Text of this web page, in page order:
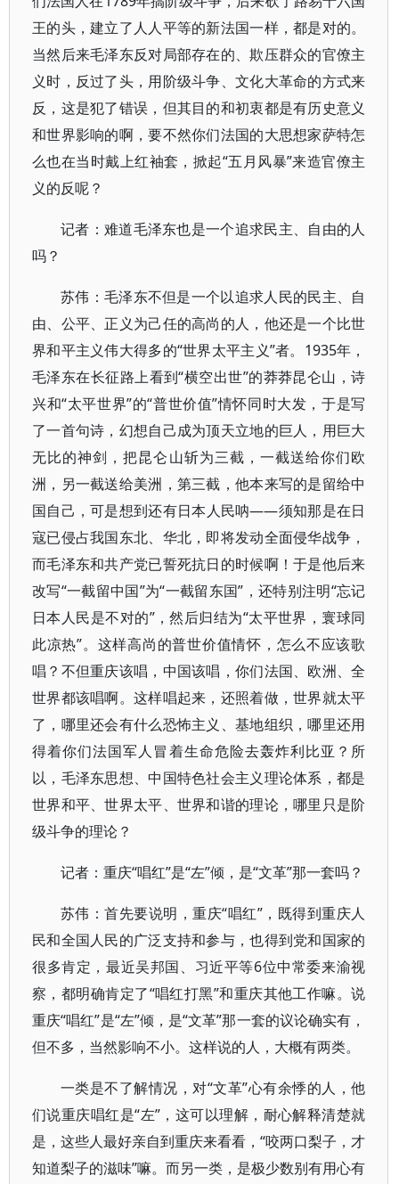
王的头，建立了人人平等的新法国一样，都是对的。
当然后来毛泽东反对局部存在的、欺压群众的官僚主
义时，反过了头，用阶级斗争、文化大革命的方式来
反，这是犯了错误，但其目的和初衷都是有历史意义
和世界影响的啊，要不然你们法国的大思想家萨特怎
么也在当时戴上红袖套，掀起“五月风暴”来造官僚主
义的反呢？
记者：难道毛泽东也是一个追求民主、自由的人
吗？
苏伟：毛泽东不但是一个以追求人民的民主、自
由、公平、正义为己任的高尚的人，他还是一个比世
界和平主义伟大得多的“世界太平主义”者。1935年，
毛泽东在长征路上看到“横空出世”的莽莽昆仑山，诗
兴和“太平世界”的“普世价值”情怀同时大发，于是写
了一首句诗，幻想自己成为顶天立地的巨人，用巨大
无比的神剑，把昆仑山斩为三截，一截送给你们欧
洲，另一截送给美洲，第三截，他本来写的是留给中
国自己，可是想到还有日本人民呐——须知那是在日
寇已侵占我国东北、华北，即将发动全面侵华战争，
而毛泽东和共产党已誓死抗日的时候啊！于是他后来
改写“一截留中国”为“一截留东国”，还特别注明“忘记
日本人民是不对的”，然后归结为“太平世界，寰球同
此凉热”。这样高尚的普世价值情怀，怎么不应该歌
唱？不但重庆该唱，中国该唱，你们法国、欧洲、全
世界都该唱啊。这样唱起来，还照着做，世界就太平
了，哪里还会有什么恐怖主义、基地组织，哪里还用
得着你们法国军人冒着生命危险去轰炸利比亚？所
以，毛泽东思想、中国特色社会主义理论体系，都是
世界和平、世界太平、世界和谐的理论，哪里只是阶
级斗争的理论？
记者：重庆“唱红”是“左”倾，是“文革”那一套吗？
苏伟：首先要说明，重庆“唱红”，既得到重庆人
民和全国人民的广泛支持和参与，也得到党和国家的
很多肯定，最近吴邦国、习近平等6位中常委来渝视
察，都明确肯定了“唱红打黑”和重庆其他工作嘛。说
重庆“唱红”是“左”倾，是“文革”那一套的议论确实有，
但不多，当然影响不小。这样说的人，大概有两类。
一类是不了解情况，对“文革”心有余悸的人，他
们说重庆唱红是“左”，这可以理解，耐心解释清楚就
是，这些人最好亲自到重庆来看看，“咬两口梨子，才
知道梨子的滋味”嘛。而另一类，是极少数别有用心有